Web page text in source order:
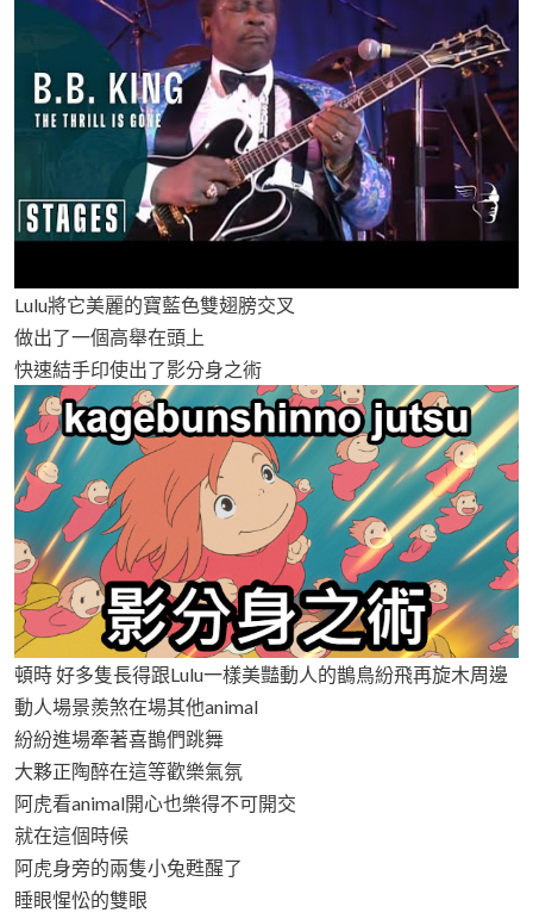
Lulu將它美麗的寶藍色雙翅膀交叉
做出了一個高舉在頭上
快速結手印使出了影分身之術
頓時 好多隻長得跟Lulu一樣美豔動人的鵲鳥紛飛再旋木周邊
動人場景羨煞在場其他animal
紛紛進場牽著喜鵲們跳舞
大夥正陶醉在這等歡樂氣氛
阿虎看animal開心也樂得不可開交
就在這個時候
阿虎身旁的兩隻小兔甦醒了
睡眼惺忪的雙眼